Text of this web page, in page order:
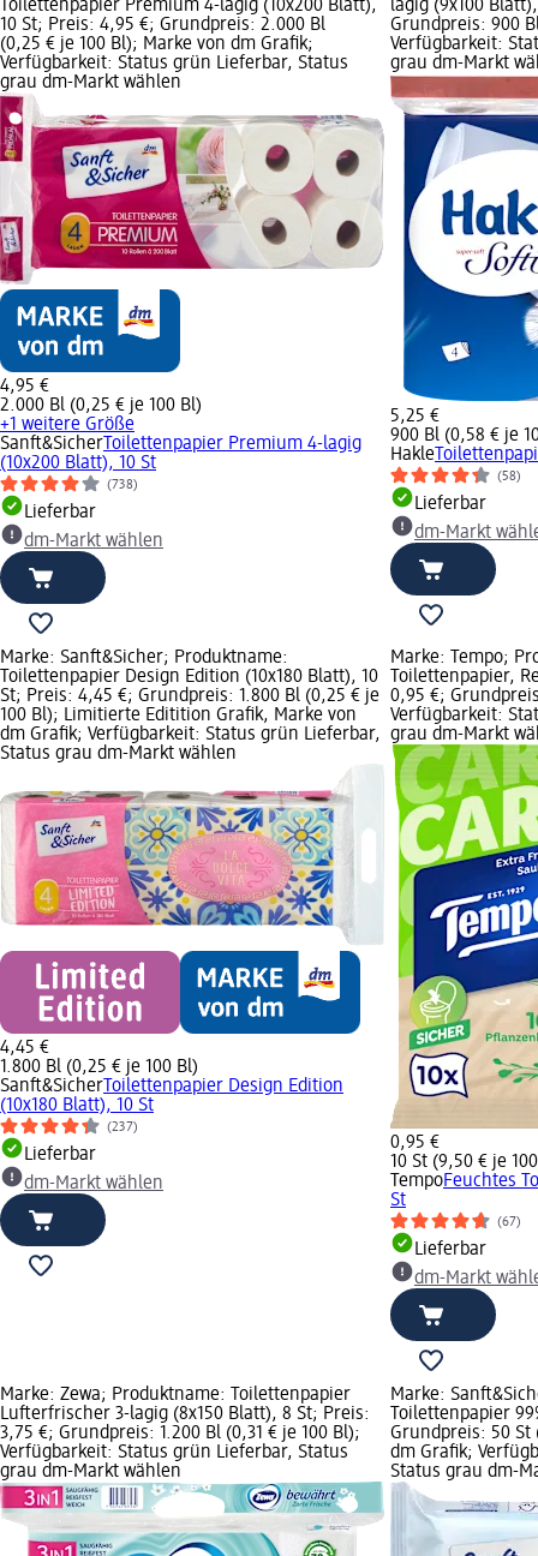
Toilettenpapier Premium 4-lagig (10x200 Blatt),
10 St; Preis: 4,95 €; Grundpreis: 2.000 Bl
(0,25 € je 100 Bl); Marke von dm Grafik;
Verfügbarkeit: Status grün Lieferbar, Status
grau dm-Markt wählen
4,95 €
2.000 Bl (0,25 € je 100 Bl)
+1 weitere Größe
Sanft&Sicher Toilettenpapier Premium 4-lagig
(10x200 Blatt), 10 St
(738)
Lieferbar
dm-Markt wählen
lagig (9x100
Grundpreis: 900
Verfügbarkeit:
grau dm-Markt
5,25 €
900 Bl (0,58 € je
Hakle
(58)
Lieferbar
dm-Markt
Marke: Sanft&Sicher; Produktname:
Toilettenpapier Design Edition (10x180 Blatt), 10
St; Preis: 4,45 €; Grundpreis: 1.800 Bl (0,25 € je
100 Bl); Limitierte Editition Grafik, Marke von
dm Grafik; Verfügbarkeit: Status grün Lieferbar,
Status grau dm-Markt wählen
4,45 €
1.800 Bl (0,25 € je 100 Bl)
Sanft&Sicher Toilettenpapier Design Edition
(10x180 Blatt), 10 St
(237)
Lieferbar
dm-Markt wählen
Marke: Tempo;
Toilettenpapier,
0,95 €;
Verfügbarkeit:
grau dm-Markt
0,95 €
10 St (9,50 € je
TempoFeuchtes
St
(67)
Lieferbar
dm-Markt
Marke: Zewa; Produktname: Toilettenpapier
Lufterfrischer 3-lagig (8x150 Blatt), 8 St; Preis:
3,75 €; Grundpreis: 1.200 Bl (0,31 € je 100 Bl);
Verfügbarkeit: Status grün Lieferbar, Status
grau dm-Markt wählen
Marke:
Toilettenpapier
Grundpreis: 50 St
dm Grafik;
Status grau dm-